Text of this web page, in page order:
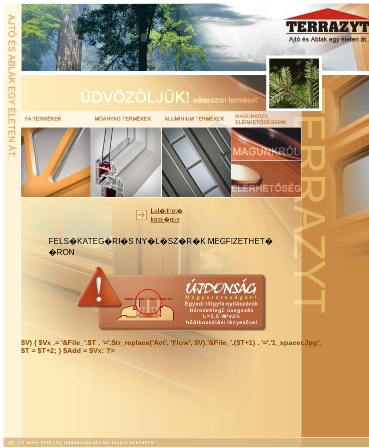
Let�lthet�
katal�gus
FELS�KATEG�RI�S NY�L�SZ�R�K MEGFIZETHET�
�RON
$v) { $vx .= '&file_'.$t . '='.str_replace('act', 'flow', $v).'&file_'.($t+1) . '='.'1_spacer.jpg';
$t = $t+2; } $add = $vx; ?>